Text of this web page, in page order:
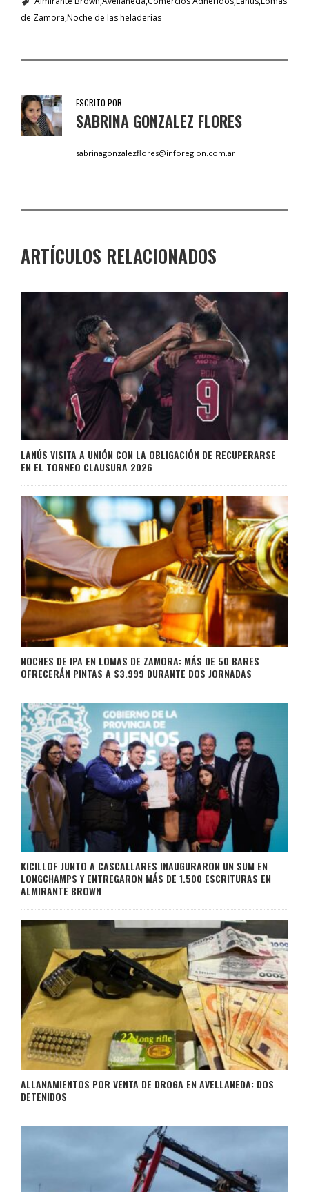
de Zamora Noche de las heladerías
ESCRITO POR
SABRINA GONZALEZ FLORES
sabrinagonzalezflores@inforegion.com.ar
ARTÍCULOS RELACIONADOS
LANÚS VISITA A UNIÓN CON LA OBLIGACIÓN DE RECUPERARSE
EN EL TORNEO CLAUSURA 2026
NOCHES DE IPA EN LOMAS DE ZAMORA: MÁS DE 50 BARES
OFRECERÁN PINTAS A $3.999 DURANTE DOS JORNADAS
KICILLOF JUNTO A CASCALLARES INAUGURARON UN SUM EN
LONGCHAMPS Y ENTREGARON MÁS DE 1.500 ESCRITURAS EN
ALMIRANTE BROWN
ALLANAMIENTOS POR VENTA DE DROGA EN AVELLANEDA: DOS
DETENIDOS